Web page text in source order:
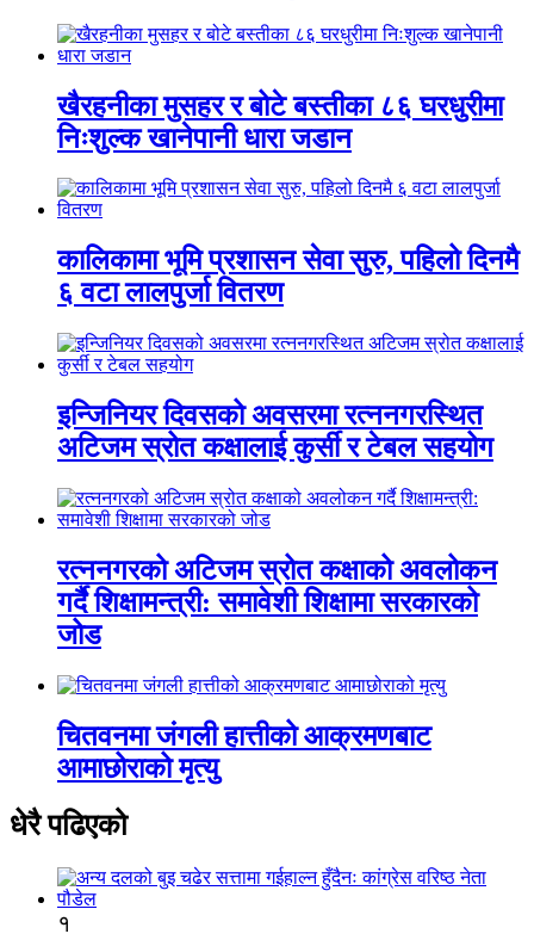
खैरहनीका मुसहर र बोटे बस्तीका ८६ घरधुरीमा
निःशुल्क खानेपानी धारा जडान
कालिकामा भूमि प्रशासन सेवा सुरु, पहिलो दिनमै
६ वटा लालपुर्जा वितरण
इन्जिनियर दिवसको अवसरमा रत्ननगरस्थित
अटिजम स्रोत कक्षालाई कुर्सी र टेबल सहयोग
रत्ननगरको अटिजम स्रोत कक्षाको अवलोकन
गर्दै शिक्षामन्त्री: समावेशी शिक्षामा सरकारको
जोड
चितवनमा जंगली हात्तीको आक्रमणबाट
आमाछोराको मृत्यु
धेरै पढिएको
१